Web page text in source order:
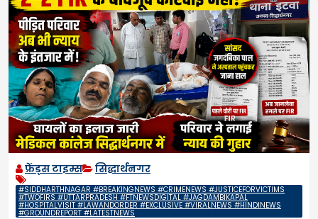
फ्रेंड्स टाइम्स सिद्धार्थनगर
#SIDDHARTHNAGAR #BREAKINGNEWS #CRIMENEWS #JUSTICEFORVICTIMS
#TWOFIRS #UTTARPRADESH #FTNEWSDIGITAL #JAGDAMBIKAPAL
#HOSPITALVISIT #LAWANDORDER #EXCLUSIVE #VIRALNEWS #HINDINEWS
#GROUNDREPORT #LATESTNEWS